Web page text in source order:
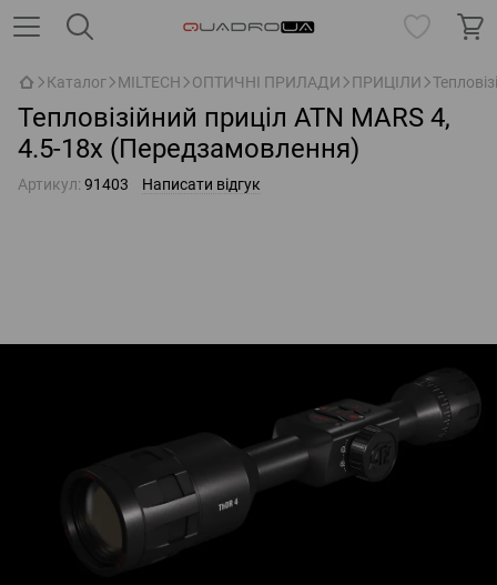
Каталог MILTECH ОПТИЧНІ ПРИЛАДИ ПРИЦІЛИ
Тепловізійний приціл ATN MARS 4,
4.5-18x (Передзамовлення)
Артикул: 91403 Написати відгук